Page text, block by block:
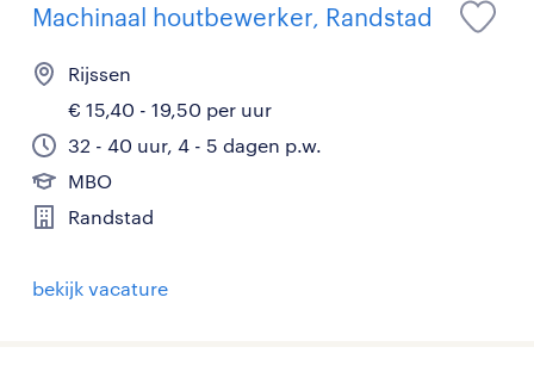
Machinaal houtbewerker, Randstad
Rijssen
€ 15,40 - 19,50 per uur
32 - 40 uur, 4 - 5 dagen p.w.
MBO
Randstad
bekijk vacature